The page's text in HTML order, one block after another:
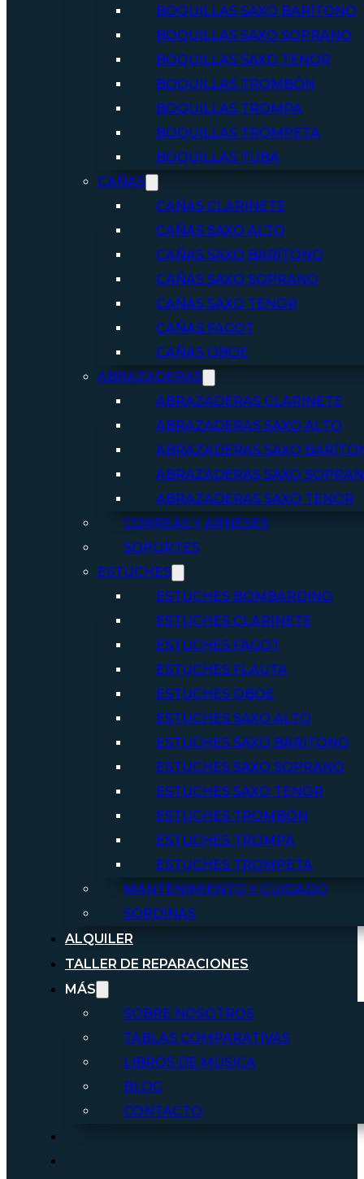
BOQUILLAS SAXO BARÍTONO
BOQUILLAS SAXO SOPRANO
BOQUILLAS SAXO TENOR
BOQUILLAS TROMBÓN
BOQUILLAS TROMPA
BOQUILLAS TROMPETA
BOQUILLAS TUBA
CAÑAS
CAÑAS CLARINETE
CAÑAS SAXO ALTO
CAÑAS SAXO BARÍTONO
CAÑAS SAXO SOPRANO
CAÑAS SAXO TENOR
CAÑAS FAGOT
CAÑAS OBOE
ABRAZADERAS
ABRAZADERAS CLARINETE
ABRAZADERAS SAXO ALTO
ABRAZADERAS SAXO
ABRAZADERAS SAXO
ABRAZADERAS SAXO TENOR
CORREAS Y ARNESES
SOPORTES
ESTUCHES
ESTUCHES BOMBARDINO
ESTUCHES CLARINETE
ESTUCHES FAGOT
ESTUCHES FLAUTA
ESTUCHES OBOE
ESTUCHES SAXO ALTO
ESTUCHES SAXO BARITONO
ESTUCHES SAXO SOPRANO
ESTUCHES SAXO TENOR
ESTUCHES TROMBÓN
ESTUCHES TROMPA
ESTUCHES TROMPETA
MANTENIMIENTO Y CUIDADO
SORDINAS
ALQUILER
TALLER DE REPARACIONES
MÁS
SOBRE NOSOTROS
TABLAS COMPARATIVAS
LIBROS DE MÚSICA
BLOG
CONTACTO